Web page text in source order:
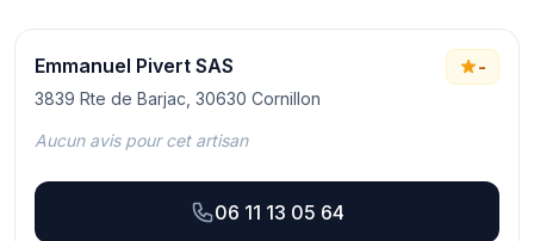
Emmanuel Pivert SAS
3839 Rte de Barjac, 30630 Cornillon
-
Aucun avis pour cet artisan
06 11 13 05 64